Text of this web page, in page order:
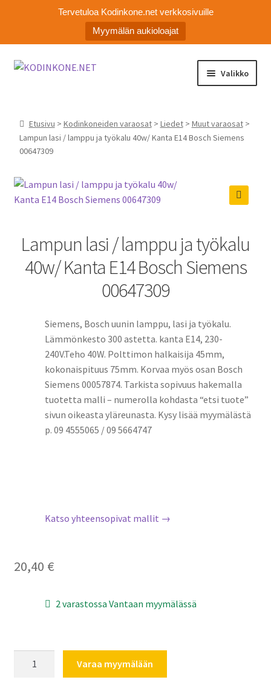
Tervetuloa Kodinkone.net verkkosivuille
Myymälän aukioloajat
Siirry
Siirry
Valikko
Ota yhteyttä
Asiakaspalvelu
Etusivu > Kodinkoneiden varaosat> Liedet> Muut varaosat>
Lampun lasi / lamppu ja työkalu 40w/ Kanta E14 Bosch Siemens
00647309
Lampun lasi / lamppu ja työkalu
40w/ Kanta E14 Bosch Siemens
00647309
Siemens, Bosch uunin lamppu, lasi ja työkalu.
Lämmönkesto 300 astetta. kanta E14, 230-
240V.Teho 40W. Polttimon halkaisija 45mm,
kokonaispituus 75mm. Korvaa myös osan Bosch
Siemens 00057874. Tarkista sopivuus hakemalla
tuotetta malli – numerolla kohdasta “etsi tuote”
sivun oikeasta yläreunasta. Kysy lisää myymälästä
p. 09 4555065 / 09 5664747
Katso yhteensopivat mallit →
20,40 €
2 varastossa Vantaan myymälässä
Varaa myymälään